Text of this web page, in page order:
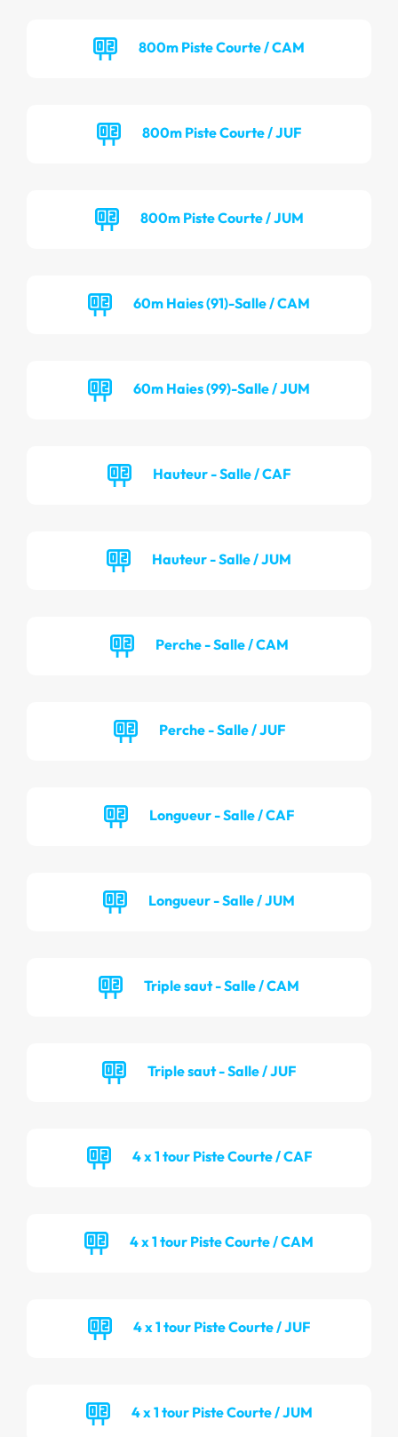
800m Piste Courte / CAM
800m Piste Courte / JUF
800m Piste Courte / JUM
60m Haies (91)-Salle / CAM
60m Haies (99)-Salle / JUM
Hauteur - Salle / CAF
Hauteur - Salle / JUM
Perche - Salle / CAM
Perche - Salle / JUF
Longueur - Salle / CAF
Longueur - Salle / JUM
Triple saut - Salle / CAM
Triple saut - Salle / JUF
4 x 1 tour Piste Courte / CAF
4 x 1 tour Piste Courte / CAM
4 x 1 tour Piste Courte / JUF
4 x 1 tour Piste Courte / JUM